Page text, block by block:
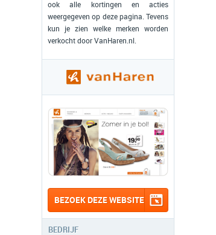
ook alle kortingen en acties
weergegeven op deze pagina. Tevens
kun je zien welke merken worden
verkocht door VanHaren.nl.
BEZOEK DEZE WEBSITE
BEDRIJF